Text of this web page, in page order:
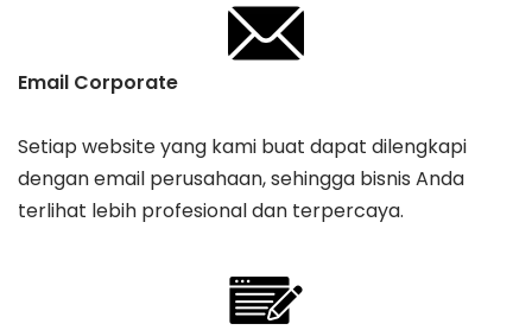
Email Corporate
Setiap website yang kami buat dapat dilengkapi
dengan email perusahaan, sehingga bisnis Anda
terlihat lebih profesional dan terpercaya.